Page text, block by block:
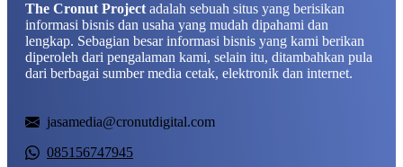
The Cronut Projectadalah sebuah situs yang berisikan
informasi bisnis dan usaha yang mudah dipahami dan
lengkap. Sebagian besar informasi bisnis yang kami berikan
diperoleh dari pengalaman kami, selain itu, ditambahkan pula
dari berbagai sumber media cetak, elektronik dan internet.
jasamedia@cronutdigital.com
085156747945